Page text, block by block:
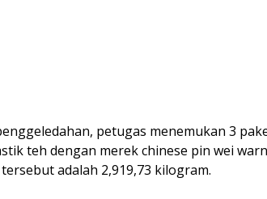
petugas menemukan 3
teh dengan merek chinese pin wei
adalah 2,919,73 kilogram.